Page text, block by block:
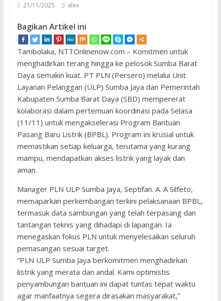
21/11/2025 alex
Bagikan Artikel ini
Tambolaka, NTTOnlinenow.com – Komitmen untuk
menghadirkan terang hingga ke pelosok Sumba Barat
Daya semakin kuat. PT PLN (Persero) melalui Unit
Layanan Pelanggan (ULP) Sumba Jaya dan Pemerintah
Kabupaten Sumba Barat Daya (SBD) mempererat
kolaborasi dalam pertemuan koordinasi pada Selasa
(11/11) untuk mengakselerasi Program Bantuan
Pasang Baru Listrik (BPBL). Program ini krusial untuk
memastikan setiap keluarga, terutama yang kurang
mampu, mendapatkan akses listrik yang layak dan
aman.
Manager PLN ULP Sumba Jaya, Septifan. A. A Silfeto,
memaparkan perkembangan terkini pelaksanaan BPBL,
termasuk data sambungan yang telah terpasang dan
tantangan teknis yang dihadapi di lapangan. Ia
menegaskan fokus PLN untuk menyelesaikan seluruh
pemasangan sesuai target.
“PLN ULP Sumba Jaya berkomitmen menghadirkan
listrik yang merata dan andal. Kami optimistis
penyambungan bantuan ini dapat tuntas tepat waktu
agar manfaatnya segera dirasakan masyarakat,”